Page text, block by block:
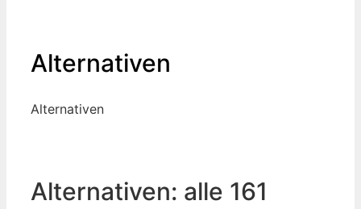
Alternativen
Alternativen
Alternativen: alle 161